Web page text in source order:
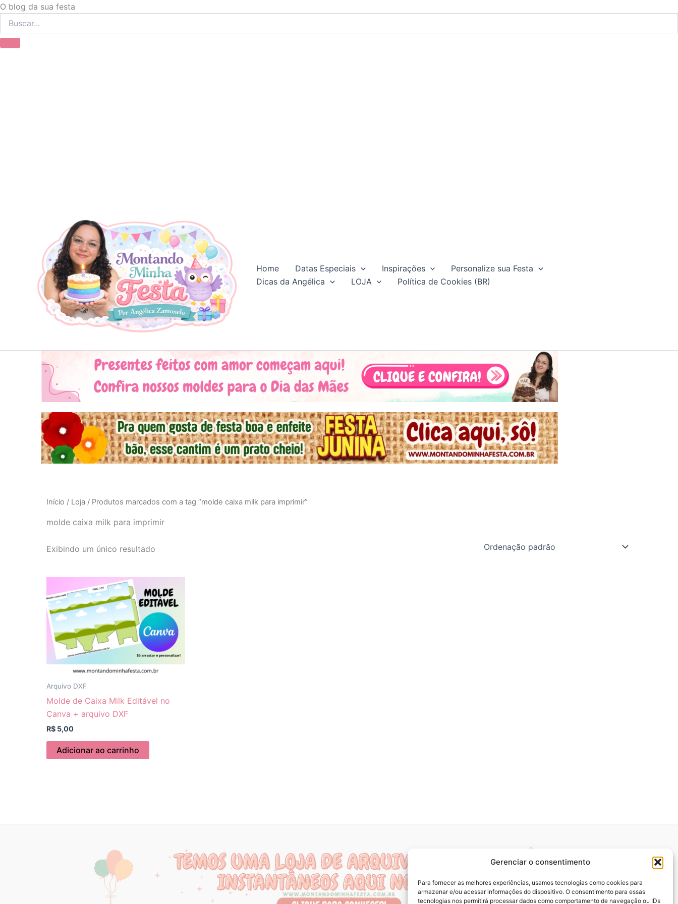
Gerenciar o consentimento
Para fornecer as melhores experiências, usamos tecnologias como cookies para
armazenar e/ou acessar informações do dispositivo. O consentimento para essas
tecnologias nos permitirá processar dados como comportamento de navegação ou IDs
O blog da sua festa
Ir
para
o
conteúdo
Home Datas Especiais Inspirações
Personalize sua Festa
Dicas da Angélica
LOJA Política de Cookies (BR)
Início / Loja / Produtos marcados com a tag “molde caixa milk para imprimir”
molde caixa milk para imprimir
Exibindo um único resultado
Arquivo DXF
Molde de Caixa Milk Editável no
Canva + arquivo DXF
R$ 5,00
Adicionar ao carrinho